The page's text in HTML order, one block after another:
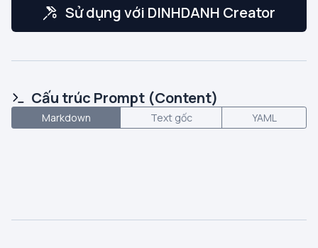
Sử dụng với DINHDANH Creator
Cấu trúc Prompt (Content)
Markdown Text gốc YAML